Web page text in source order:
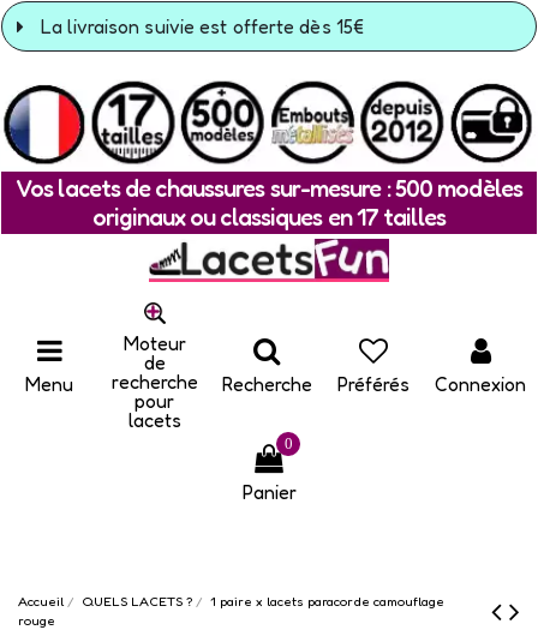
La livraison suivie est offerte dès 15€
Vos lacets de chaussures sur-mesure : 500 modèles
originaux ou classiques en 17 tailles
Menu
Moteur
de
recherche
pour
lacets
Recherche Préférés Connexion
0
Panier
Accueil QUELS LACETS ?
1 paire x lacets paracorde camouflage
rouge